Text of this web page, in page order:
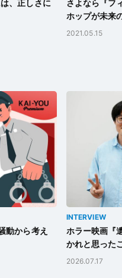
、正しさに
さよなら『フ
ホップが未来
2021.05.15
動から考え
INTERVIEW
ホラー映画『
かれと思った
2026.07.17